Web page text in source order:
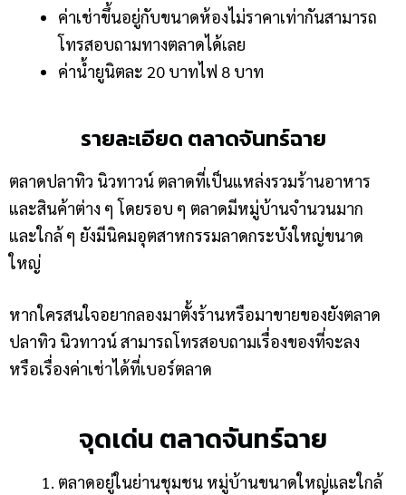
ค่าเช่าขึ้นอยู่กับขนาดห้องไม่ราคาเท่ากันสามารถ
โทรสอบถามทางตลาดได้เลย
ค่าน้ำยูนิตละ 20 บาทไฟ 8 บาท
รายละเอียด ตลาดจันทร์ฉาย
ตลาดปลาทิว นิวทาวน์ ตลาดที่เป็นแหล่งรวมร้านอาหาร
และสินค้าต่าง ๆ โดยรอบ ๆ ตลาดมีหมู่บ้านจำนวนมาก
และใกล้ ๆ ยังมีนิคมอุตสาหกรรมลาดกระบังใหญ่ขนาด
ใหญ่
หากใครสนใจอยากลองมาตั้งร้านหรือมาขายของยังตลาด
ปลาทิว นิวทาวน์ สามารถโทรสอบถามเรื่องของที่จะลง
หรือเรื่องค่าเช่าได้ที่เบอร์ตลาด
จุดเด่น ตลาดจันทร์ฉาย
ตลาดอยู่ในย่านชุมชน หมู่บ้านขนาดใหญ่และใกล้